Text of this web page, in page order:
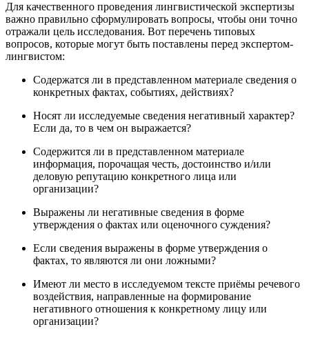
Для качественного проведения лингвистической экспертизы
важно правильно сформулировать вопросы, чтобы они точно
отражали цель исследования. Вот перечень типовых
вопросов, которые могут быть поставлены перед экспертом-
лингвистом:
Содержатся ли в представленном материале сведения о
конкретных фактах, событиях, действиях?
Носят ли исследуемые сведения негативный характер?
Если да, то в чем он выражается?
Содержится ли в представленном материале
информация, порочащая честь, достоинство и/или
деловую репутацию конкретного лица или
организации?
Выражены ли негативные сведения в форме
утверждения о фактах или оценочного суждения?
Если сведения выражены в форме утверждения о
фактах, то являются ли они ложными?
Имеют ли место в исследуемом тексте приёмы речевого
воздействия, направленные на формирование
негативного отношения к конкретному лицу или
организации?